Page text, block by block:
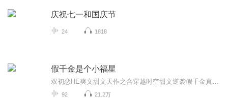
庆祝七一和国庆节
24 1818
假千金是个小福星
92 21.2万